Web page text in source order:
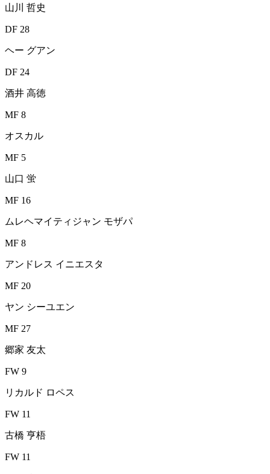
山川 哲史
DF 28
ヘー グアン
DF 24
酒井 高徳
MF 8
オスカル
MF 5
山口 蛍
MF 16
ムレヘマイティジャン モザパ
MF 8
アンドレス イニエスタ
MF 20
ヤン シーユエン
MF 27
郷家 友太
FW 9
リカルド ロペス
FW 11
古橋 亨梧
FW 11